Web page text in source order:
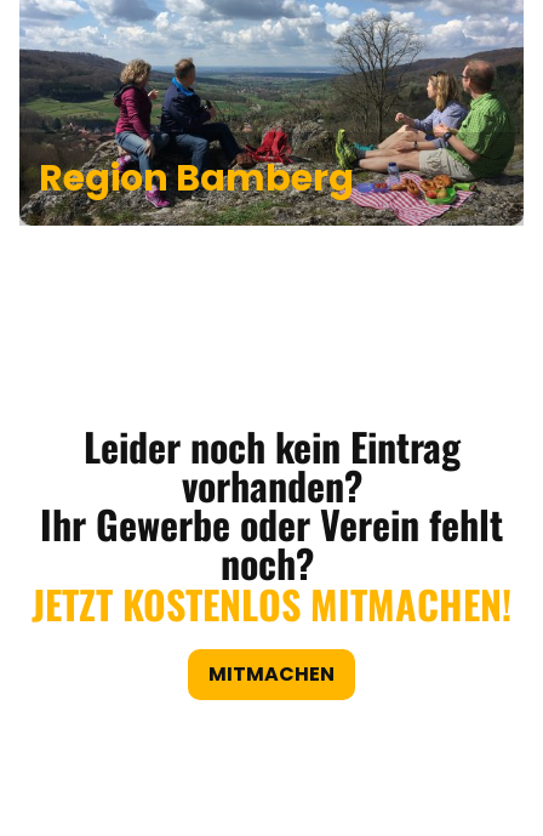
RegionBamberg
Leider noch kein Eintrag
vorhanden?
Ihr Gewerbe oder Verein fehlt
noch?
JETZT KOSTENLOS MITMACHEN!
MITMACHEN